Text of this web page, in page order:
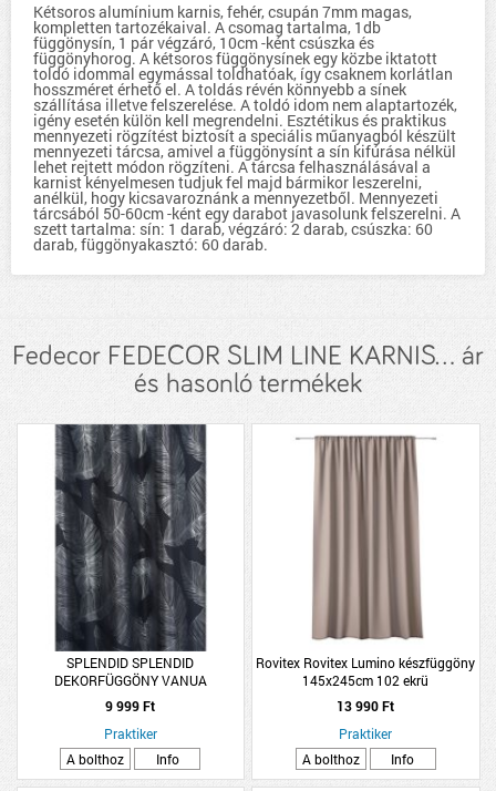
Kétsoros alumínium karnis, fehér, csupán 7mm magas,
kompletten tartozékaival. A csomag tartalma, 1db
függönysín, 1 pár végzáró, 10cm -ként csúszka és
függönyhorog. A kétsoros függönysínek egy közbe iktatott
toldó idommal egymással toldhatóak, így csaknem korlátlan
hosszméret érhető el. A toldás révén könnyebb a sínek
szállítása illetve felszerelése. A toldó idom nem alaptartozék,
igény esetén külön kell megrendelni. Esztétikus és praktikus
mennyezeti rögzítést biztosít a speciális műanyagból készült
mennyezeti tárcsa, amivel a függönysínt a sín kifúrása nélkül
lehet rejtett módon rögzíteni. A tárcsa felhasználásával a
karnist kényelmesen tudjuk fel majd bármikor leszerelni,
anélkül, hogy kicsavaroznánk a mennyezetből. Mennyezeti
tárcsából 50-60cm -ként egy darabot javasolunk felszerelni. A
szett tartalma: sín: 1 darab, végzáró: 2 darab, csúszka: 60
darab, függönyakasztó: 60 darab.
Fedecor FEDECOR SLIM LINE KARNIS... ár
és hasonló termékek
SPLENDID SPLENDID
DEKORFÜGGÖNY VANUA
140X260CM SÖTÉTSZÜRKE, EZÜST
LEVÉL MINTA
9 999 Ft
Praktiker
A bolthoz
Info
Rovitex Rovitex Lumino készfüggöny
145x245cm 102 ekrü
13 990 Ft
Praktiker
A bolthoz
Info